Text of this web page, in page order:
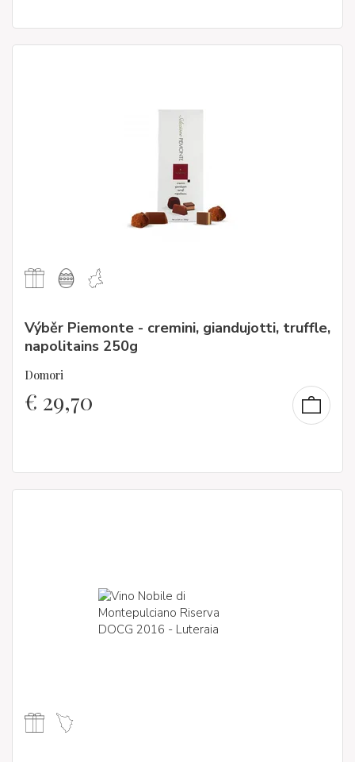
Výběr Piemonte - cremini, giandujotti, truffle,
napolitains 250g
Domori
€ 29,70